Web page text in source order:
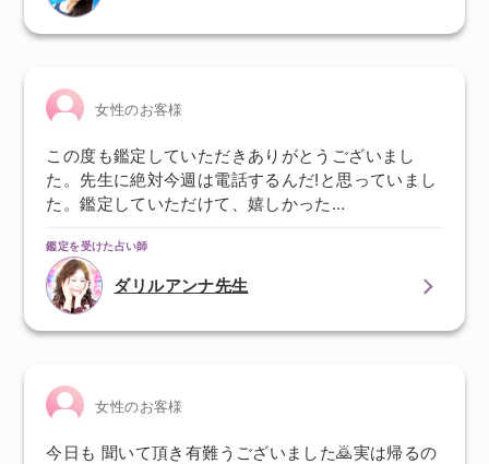
女性のお客様
この度も鑑定していただきありがとうございまし
た。先生に絶対今週は電話するんだ!と思っていまし
た。鑑定していただけて、嬉しかった…
鑑定を受けた占い師
ダリルアンナ先生
女性のお客様
今日も 聞いて頂き有難うございました🙇実は帰るの